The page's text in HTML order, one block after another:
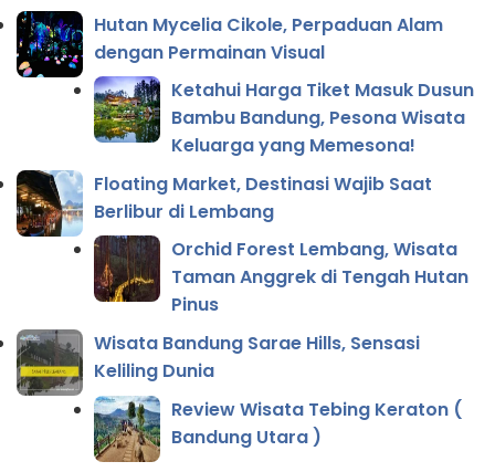
Hutan Mycelia Cikole, Perpaduan Alam
dengan Permainan Visual
Ketahui Harga Tiket Masuk Dusun
Bambu Bandung, Pesona Wisata
Keluarga yang Memesona!
Floating Market, Destinasi Wajib Saat
Berlibur di Lembang
Orchid Forest Lembang, Wisata
Taman Anggrek di Tengah Hutan
Pinus
Wisata Bandung Sarae Hills, Sensasi
Keliling Dunia
Review Wisata Tebing Keraton (
Bandung Utara )